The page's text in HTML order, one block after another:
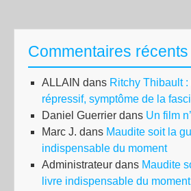
Commentaires récents
ALLAIN dans Ritchy Thibault
répressif, symptôme de la
Daniel Guerrier dans Un film
Marc J. dans Maudite soit la
indispensable du moment
Administrateur dans Maudite
livre indispensable du moment